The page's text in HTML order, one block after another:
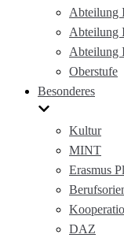
Abteilung
Abteilung
Abteilung
Oberstufe
Besonderes
Kultur
MINT
Erasmus
DAZ